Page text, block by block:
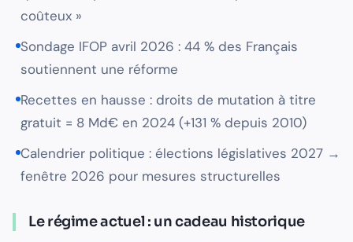
coûteux »
Sondage IFOP avril 2026 : 44 % des Français
soutiennent une réforme
Recettes en hausse : droits de mutation à titre
gratuit = 8 Md€ en 2024 (+131 % depuis 2010)
Calendrier politique : élections législatives 2027 →
fenêtre 2026 pour mesures structurelles
Le régime actuel : un cadeau historique